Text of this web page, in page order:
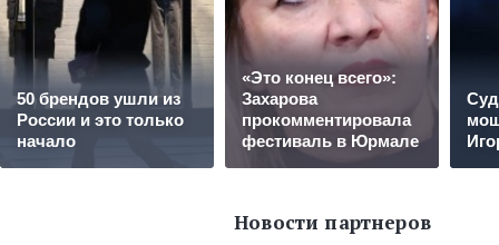
50 брендов ушли из
России и это только
начало
«Это конец всего»:
Захарова
прокомментировала
фестиваль в Юрмале
Новости партнеров